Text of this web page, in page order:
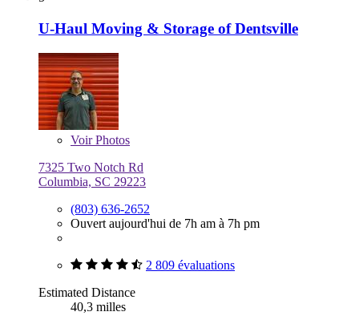
U-Haul Moving & Storage of Dentsville
VoirPhotos
7325 Two Notch Rd
Columbia, SC 29223
(803) 636-2652
Ouvert aujourd'hui de 7h am à 7h pm
2 809 évaluations
Estimated Distance
40,3 milles